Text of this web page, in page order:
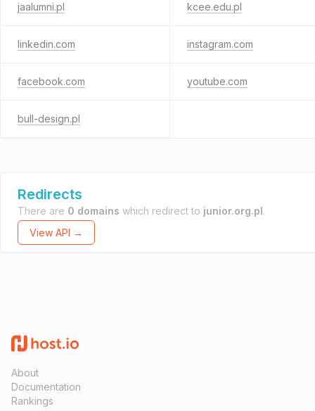
jaalumni.pl kcee.edu.pl
linkedin.com instagram.com
facebook.com youtube.com
bull-design.pl
Redirects
There are 0 domains which redirect to junior.org.pl.
View API →
About
Documentation
Rankings